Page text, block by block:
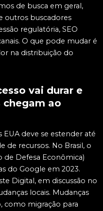
de busca em geral,
outros buscadores
regulatória, SEO
O que pode mudar é
na distribuição do
vai durar e
chegam ao
deve se estender até
de recursos. No Brasil, o
de Defesa Econômica)
do Google em 2023.
Digital, em discussão no
locais. Mudanças
como migração para